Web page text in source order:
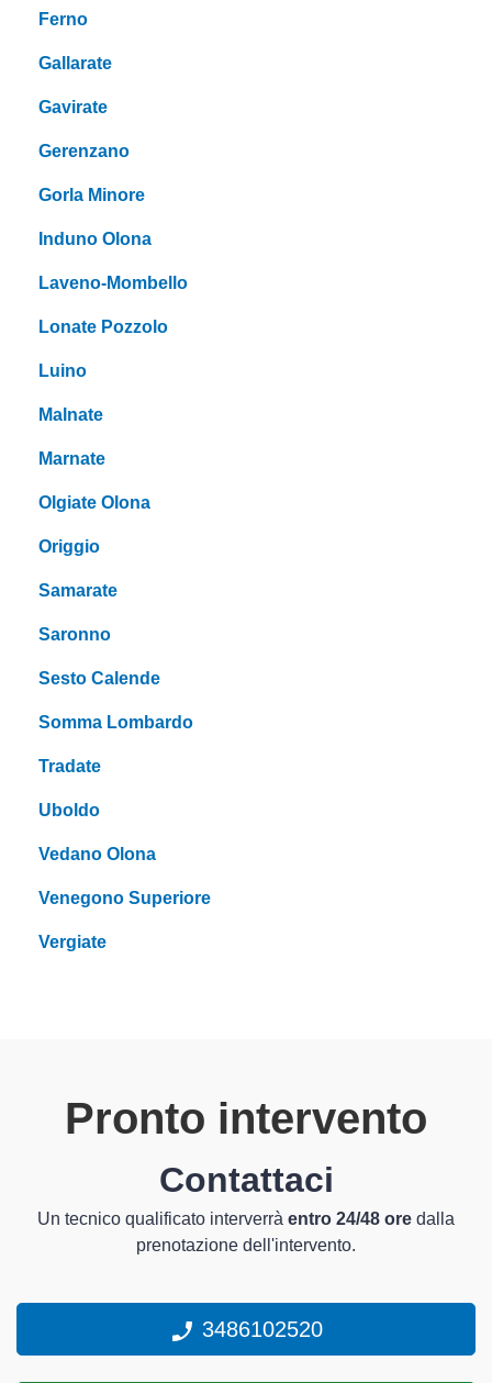
Ferno
Gallarate
Gavirate
Gerenzano
Gorla Minore
Induno Olona
Laveno-Mombello
Lonate Pozzolo
Luino
Malnate
Marnate
Olgiate Olona
Origgio
Samarate
Saronno
Sesto Calende
Somma Lombardo
Tradate
Uboldo
Vedano Olona
Venegono Superiore
Vergiate
Pronto intervento
Contattaci
Un tecnico qualificato interverrà entro 24/48 ore dalla
prenotazione dell'intervento.
3486102520